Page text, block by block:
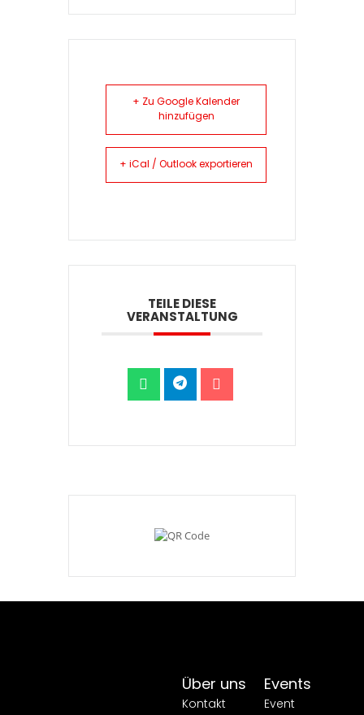
+ Zu Google Kalender
hinzufügen
+ iCal / Outlook exportieren
TEILE DIESE
VERANSTALTUNG
Events
Event
Über uns
Kontakt